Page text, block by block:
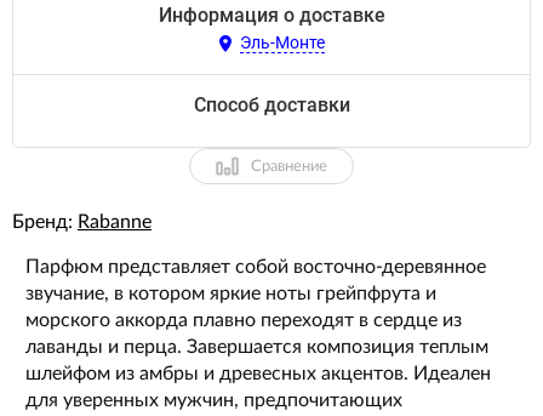
Информация о доставке
Эль-Монте
Способ доставки
Сравнение
Бренд: Rabanne
Парфюм представляет собой восточно-деревянное
звучание, в котором яркие ноты грейпфрута и
морского аккорда плавно переходят в сердце из
лаванды и перца. Завершается композиция теплым
шлейфом из амбры и древесных акцентов. Идеален
для уверенных мужчин, предпочитающих